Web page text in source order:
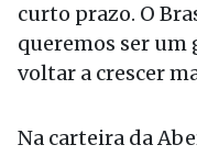
curto prazo. O
queremos ser um
voltar a crescer
Na carteira da